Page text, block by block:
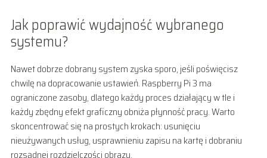
Jak poprawić wydajność wybranego
systemu?
Nawet dobrze dobrany system zyska sporo, jeśli poświęcisz
chwilę na dopracowanie ustawień. Raspberry Pi 3 ma
ograniczone zasoby, dlatego każdy proces działający w tle i
każdy zbędny efekt graficzny obniża płynność pracy. Warto
skoncentrować się na prostych krokach: usunięciu
nieużywanych usług, usprawnieniu zapisu na kartę i dobraniu
rozsądnej rozdzielczości obrazu.